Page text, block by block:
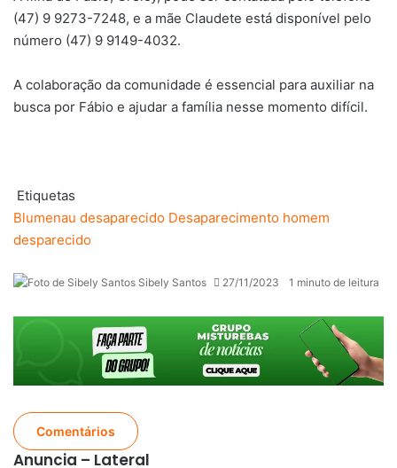
(47) 9 9273-7248, e a mãe Claudete está disponível pelo
número (47) 9 9149-4032.
A colaboração da comunidade é essencial para auxiliar na
busca por Fábio e ajudar a família nesse momento difícil.
Etiquetas
Blumenau desaparecido Desaparecimento homem
desparecido
Sibely Santos 27/11/2023 1 minuto de leitura
Comentários
Anuncia – Lateral